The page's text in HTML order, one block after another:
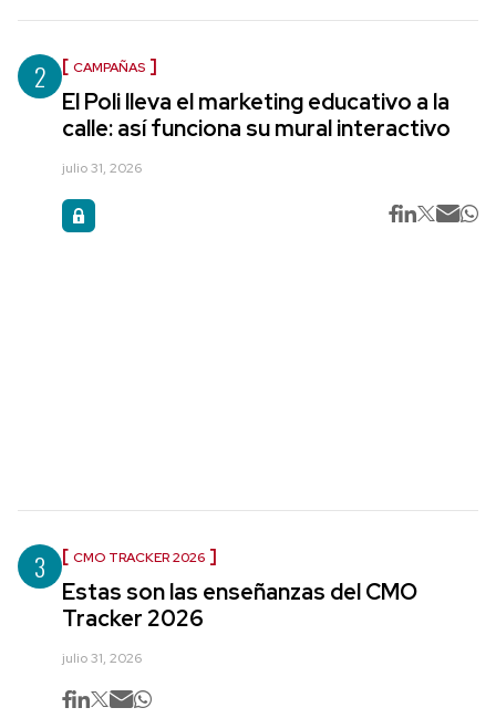
2 CAMPAÑAS
El Poli lleva el marketing educativo a la
calle: así funciona su mural interactivo
julio 31, 2026
3 CMO TRACKER 2026
Estas son las enseñanzas del CMO
Tracker 2026
julio 31, 2026